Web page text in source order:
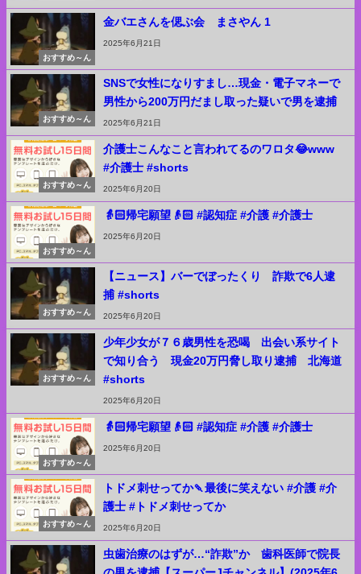
おすすめ～ん
金バエさんを偲ぶ会 まさやん 1
2025年6月21日
おすすめ～ん
SNSで女性になりすまし…現金・電子マネーで
男性から200万円だまし取った疑いで男を逮捕
2025年6月21日
おすすめ～ん
介護士こんなこと言われてるのワロタ😂www
#介護士 #shorts
2025年6月20日
おすすめ～ん
👵🏻帰宅願望👴🏻 #認知症 #介護 #介護士
2025年6月20日
おすすめ～ん
【ニュース】バーでぼったくり 詐欺で6人逮
捕 #shorts
2025年6月20日
おすすめ～ん
少年少女が７６歳男性を恐喝 出会い系サイト
で知り合う 現金20万円脅し取り逮捕 北海道
#shorts
2025年6月20日
おすすめ～ん
👵🏻帰宅願望👴🏻 #認知症 #介護 #介護士
2025年6月20日
おすすめ～ん
トドメ刺せってか🍡最後に笑えない #介護 #介
護士 #トドメ刺せってか
2025年6月20日
虫歯治療のはずが…“詐欺”か 歯科医師で院長